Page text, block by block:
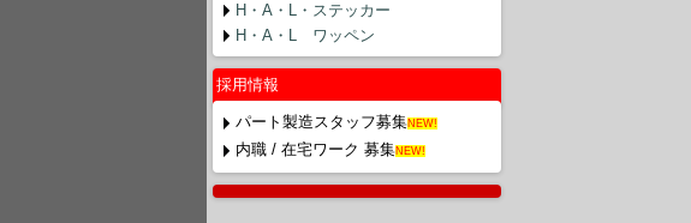
H・A・L・ステッカー
H・A・L ワッペン
採用情報
パート製造スタッフ募集NEW!
内職 / 在宅ワーク 募集NEW!